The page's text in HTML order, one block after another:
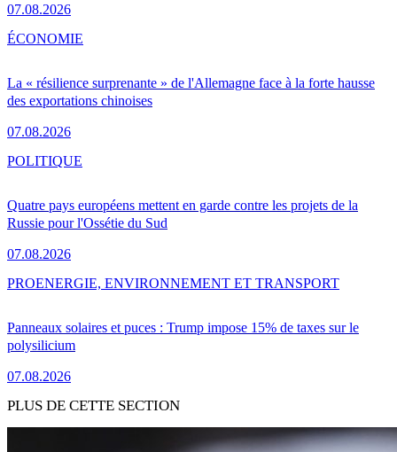
07.08.2026
La « résilience surprenante » de l'Allemagne face à la forte hausse
des exportations chinoises
07.08.2026
ÉCONOMIE
Quatre pays européens mettent en garde contre les projets de la
Russie pour l'Ossétie du Sud
07.08.2026
POLITIQUE
Panneaux solaires et puces : Trump impose 15% de taxes sur le
polysilicium
07.08.2026
PROENERGIE, ENVIRONNEMENT ET TRANSPORT
PLUS DE CETTE SECTION